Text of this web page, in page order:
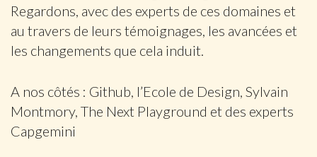
Regardons, avec des experts de ces domaines et
au travers de leurs témoignages, les avancées et
les changements que cela induit.
A nos côtés : Github, l’Ecole de Design, Sylvain
Montmory, The Next Playground et des experts
Capgemini